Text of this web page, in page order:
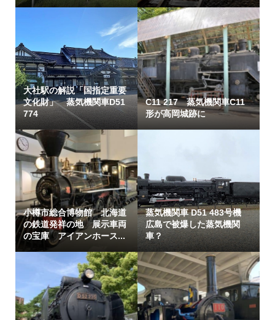
大社駅の解説「国指定重要
文化財」 蒸気機関車D51
774
C11 217 蒸気機関車C11
形が高岡城跡に
小樽市総合博物館 北海道
の鉄道発祥の地 展示車両
の宝庫 アイアンホース...
蒸気機関車 D51 483号機
広島で被爆した蒸気機関
車？